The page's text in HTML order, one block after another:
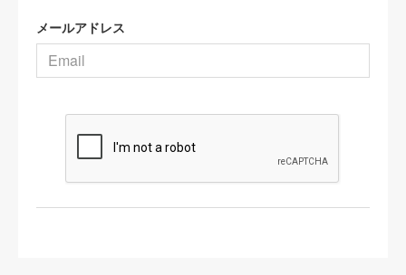
メールアドレス